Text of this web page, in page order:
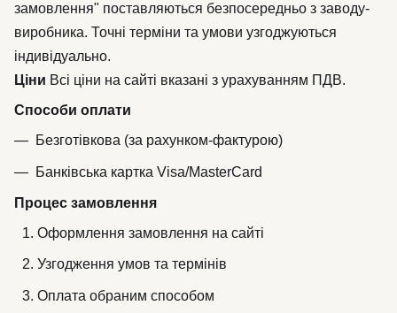
замовлення" поставляються безпосередньо з заводу-
виробника. Точні терміни та умови узгоджуються
індивідуально.
Ціни Всі ціни на сайті вказані з урахуванням ПДВ.
Способи оплати
Безготівкова (за рахунком-фактурою)
Банківська картка Visa/MasterCard
Процес замовлення
Оформлення замовлення на сайті
Узгодження умов та термінів
Оплата обраним способом